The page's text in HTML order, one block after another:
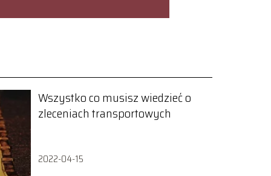
Wszystko co musisz wiedzieć o
zleceniach transportowych
2022-04-15